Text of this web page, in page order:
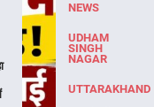
NEWS
UDHAM
SINGH
NAGAR
UTTARAKHAND